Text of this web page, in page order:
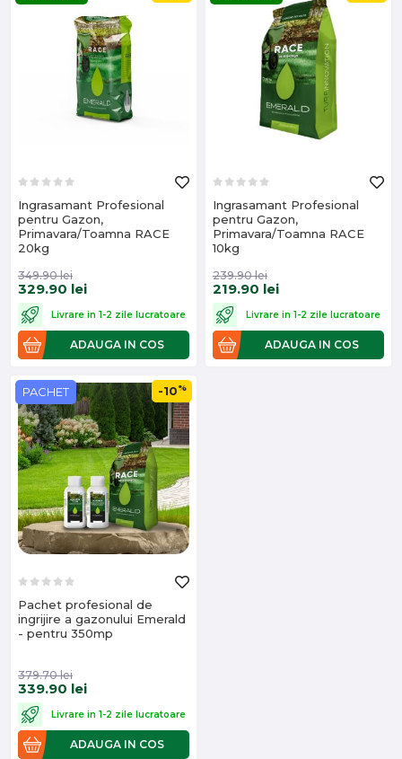
Ingrasamant Profesional
pentru Gazon,
Primavara/Toamna RACE
20kg
329.90 lei
349.90 lei
Livrare in 1-2 zile lucratoare
ADAUGA IN COS
Ingrasamant Profesional
pentru Gazon,
Primavara/Toamna RACE
10kg
219.90 lei
239.90 lei
Livrare in 1-2 zile lucratoare
ADAUGA IN COS
-10%
PACHET
Pachet profesional de
ingrijire a gazonului Emerald
- pentru 350mp
339.90 lei
379.70 lei
Livrare in 1-2 zile lucratoare
ADAUGA IN COS